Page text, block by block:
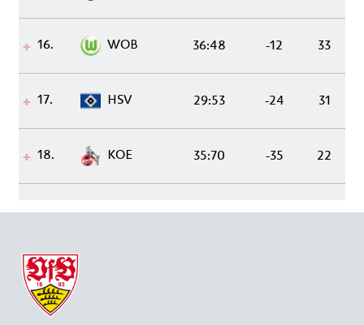
16. WOB 36:48 -12 33
17. HSV 29:53 -24 31
18. KOE 35:70 -35 22